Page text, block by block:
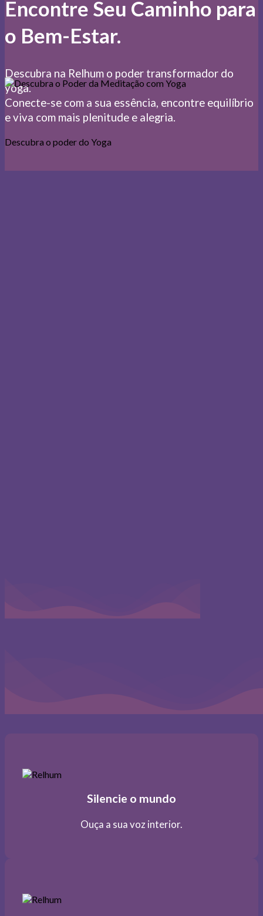
Encontre Seu Caminho para
o Bem-Estar.
Descubra na Relhum o poder transformador do
yoga.
Conecte-se com a sua essência, encontre equilíbrio
e viva com mais plenitude e alegria.
Descubra o poder do Yoga
Silencie o mundo
Ouça a sua voz interior.